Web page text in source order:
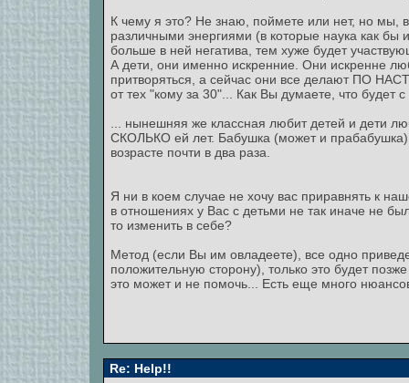
К чему я это? Не знаю, поймете или нет, но мы,
различными энергиями (в которые наука как бы
больше в ней негатива, тем хуже будет
А дети, они именно искренние. Они искренне
притворяться, а сейчас они все делают ПО
от тех "кому за 30"... Как Вы думаете, что будет
... нынешняя же классная любит детей и дети
СКОЛЬКО ей лет. Бабушка (может и
возрасте почти в два раза.
Я ни в коем случае не хочу вас приравнять к
в отношениях у Вас с детьми не так иначе не
то изменить в себе?
Метод (если Вы им овладеете), все одно
положительную сторону), только это будет
это может и не помочь... Есть еще много
Re: Help!!